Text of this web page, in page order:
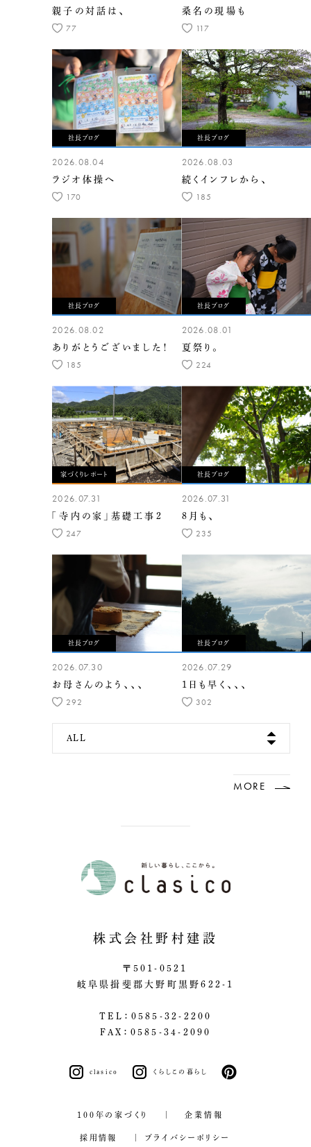
親子の対話は、
77
桑名の現場も
117
社長ブログ
2026.08.04
ラジオ体操へ
170
社長ブログ
2026.08.03
続くインフレから、
185
社長ブログ
2026.08.02
ありがとうございました！
185
社長ブログ
2026.08.01
夏祭り。
224
家づくりレポート
2026.07.31
「寺内の家」基礎工事2
247
社長ブログ
2026.07.31
8月も、
235
社長ブログ
2026.07.30
お母さんのよう、、、
292
社長ブログ
2026.07.29
1日も早く、、、
302
ALL
MORE
株式会社野村建設
〒501-0521
岐阜県揖斐郡大野町黒野622-1
TEL：0585-32-2200
FAX：0585-34-2090
clasico くらしこの暮らし
100年の家づくり 企業情報
採用情報 プライバシーポリシー